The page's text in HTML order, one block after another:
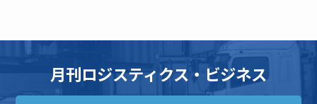
月刊ロジスティクス・ビジネス